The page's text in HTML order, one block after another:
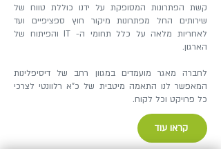
קשת הפתרונות המסופקת על ידנו כוללת טווח של
שירותים החל מפתרונות מיקור חוץ ספציפיים ועד
לאחריות מלאה על כלל תחומי ה- IT והפיתוח של
הארגון.
לחברה מאגר מועמדים במגוון רחב של דיסיפלינות
המאפשר לנו התאמה מיטבית של כ"א רלוונטי לצרכי
כל פרויקט וכל לקוח.
קראו עוד